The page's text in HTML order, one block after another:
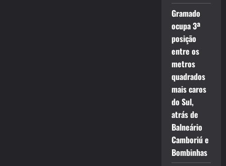
Gramado
ocupa 3ª
posição
entre os
metros
quadrados
mais caros
do Sul,
atrás de
Balneário
Camboriú e
Bombinhas